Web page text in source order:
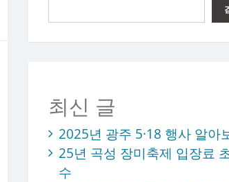
최신 글
2025년 광주 5·18 행사 알아
25년 곡성 장미축제 입장료
수